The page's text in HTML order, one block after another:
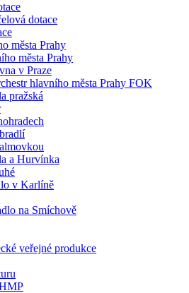
dotace
města Prahy
města Prahy
v Praze
hlavního města Prahy FOK
pražská
a Hurvínka
v Karlíně
na Smíchově
veřejné produkce